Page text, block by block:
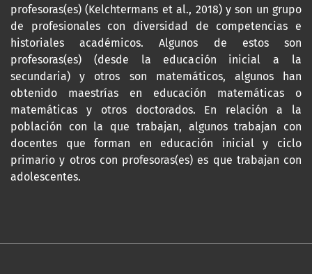
profesoras(es) (Kelchtermans et al., 2018) y son un grupo
de profesionales con diversidad de competencias e
historiales académicos. Algunos de estos son
profesoras(es) (desde la educación inicial a la
secundaria) y otros son matemáticos, algunos han
obtenido maestrías en educación matemáticas o
matemáticas y otros doctorados. En relación a la
población con la que trabajan, algunos trabajan con
docentes que forman en educación inicial y ciclo
primario y otros con profesoras(es) es que trabajan con
adolescentes.